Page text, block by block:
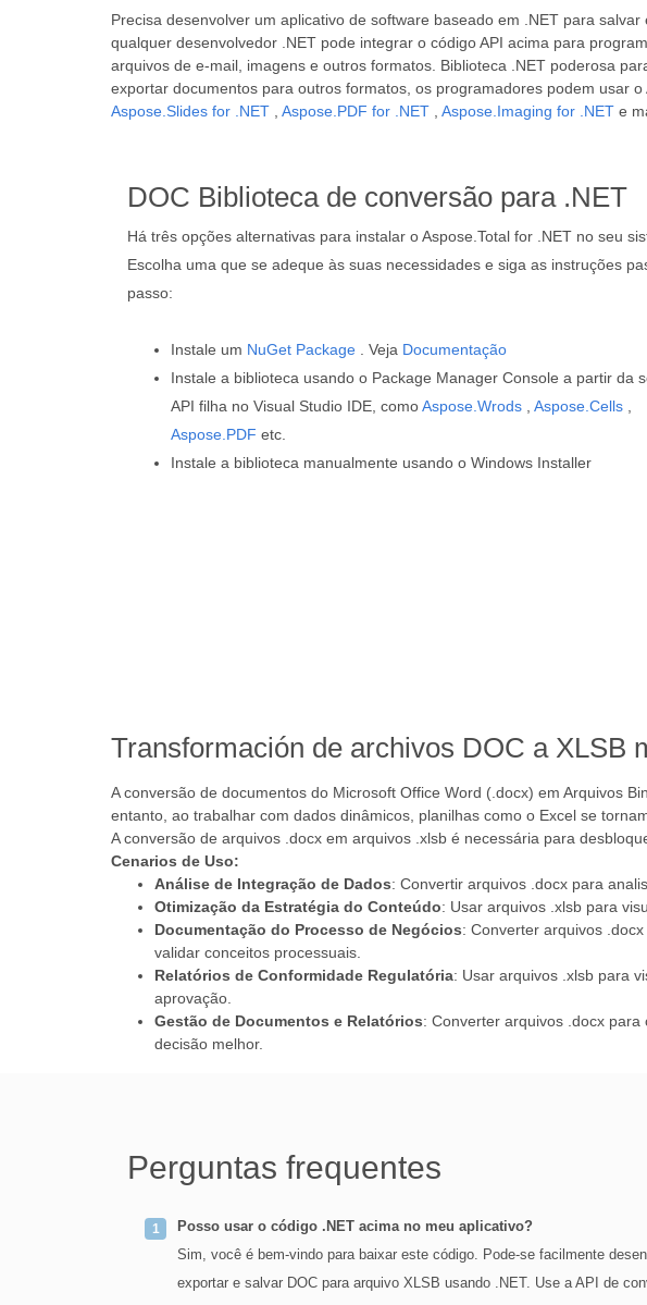
Precisa desenvolver um aplicativo de software baseado em .NET para
qualquer desenvolvedor .NET pode integrar o código API acima para
arquivos de e-mail, imagens e outros formatos. Biblioteca .NET poderosa
exportar documentos para outros formatos, os programadores podem usar o
Aspose.Slides for .NET
Aspose.PDF for .NET Aspose.Imaging for .NET e
DOC Biblioteca de conversão para .NET
Há três opções alternativas para instalar o Aspose.Total for .NET no seu
Escolha uma que se adeque às suas necessidades e siga as instruções
passo:
Instale um NuGet Package . Veja Documentação
Instale a biblioteca usando o Package Manager Console a partir da
API filha no Visual Studio IDE, comoAspose.Wrods Aspose.Cells
Aspose.PDF etc.
Instale a biblioteca manualmente usando o Windows Installer
Transformación de archivos DOC a XLSB
A conversão de documentos do Microsoft Office Word (.docx) em Arquivos
entanto, ao trabalhar com dados dinâmicos, planilhas como o Excel se
A conversão de arquivos .docx em arquivos .xlsb é necessária para
Cenarios de Uso:
Análise de Integração de Dados: Convertir arquivos .docx para
Otimização da Estratégia do Conteúdo: Usar arquivos .xlsb para
Documentação do Processo de Negócios: Converter arquivos
validar conceitos processuais.
Relatórios de Conformidade Regulatória: Usar arquivos .xlsb para
aprovação.
Gestão de Documentos e Relatórios: Converter arquivos .docx
decisão melhor.
Perguntas frequentes
Posso usar o código .NET acima no meu aplicativo?
Sim, você é bem-vindo para baixar este código. Pode-se facilmente
exportar e salvar DOC para arquivo XLSB usando .NET. Use a API de